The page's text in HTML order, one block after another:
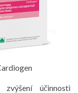
účinnosti